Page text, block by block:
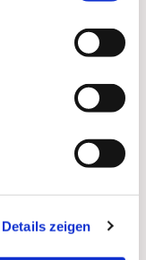
Details zeigen